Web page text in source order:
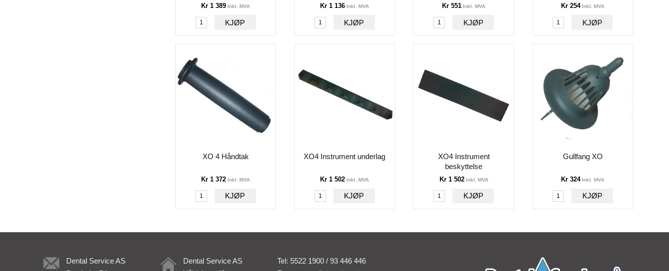
Kr 1 389 Inkl. MVA Kr 1 136 Inkl. MVA Kr 551 Inkl. MVA Kr 254 Inkl. MVA
XO 4 Håndtak
Kr 1 372 Inkl. MVA
XO4 Instrument underlag
Kr 1 502 Inkl. MVA
XO4 Instrument
beskyttelse
Kr 1 502 Inkl. MVA
Gullfang XO
Kr 324 Inkl. MVA
Dental Service AS
Dental Service AS
Tel: 5522 1900 / 93 446 446